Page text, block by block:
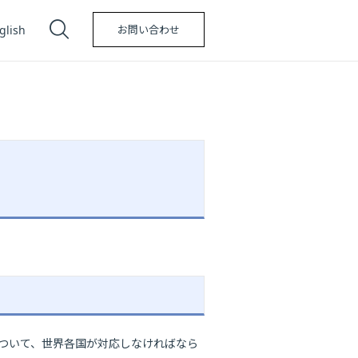
お問い合わせ
いて、世界各国が対応しなければなら